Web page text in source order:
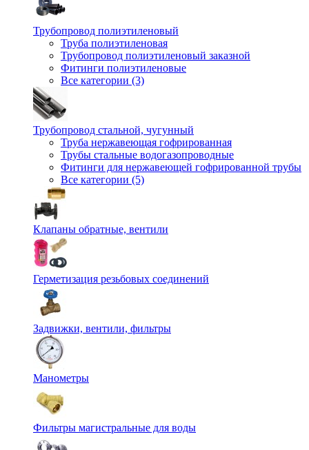
Трубопровод полиэтиленовый
Труба полиэтиленовая
Трубопровод полиэтиленовый заказной
Фитинги полиэтиленовые
Все категории (3)
Трубопровод стальной, чугунный
Труба нержавеющая гофрированная
Трубы стальные водогазопроводные
Фитинги для нержавеющей гофрированной трубы
Все категории (5)
Клапаны обратные, вентили
Герметизация резьбовых соединений
Задвижки, вентили, фильтры
Манометры
Фильтры магистральные для воды